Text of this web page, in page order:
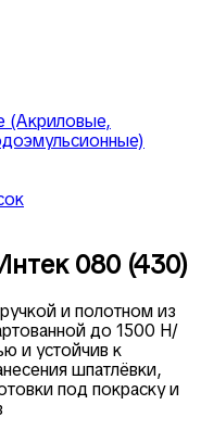
(Акриловые,
080 (430)
и полотном из
до 1500 Н/
и устойчив к
шпатлёвки,
под покраску и